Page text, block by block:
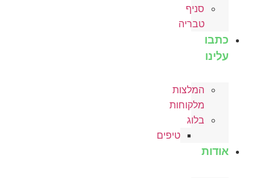
סניף
טבריה
כתבו
עלינו
המלצות
מלקוחות
בלוג
טיפים
אודות